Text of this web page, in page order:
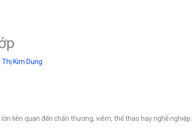
Thị Kim Dung
liên quan đến chấn thương, viêm, thể thao hay nghề nghiệp.